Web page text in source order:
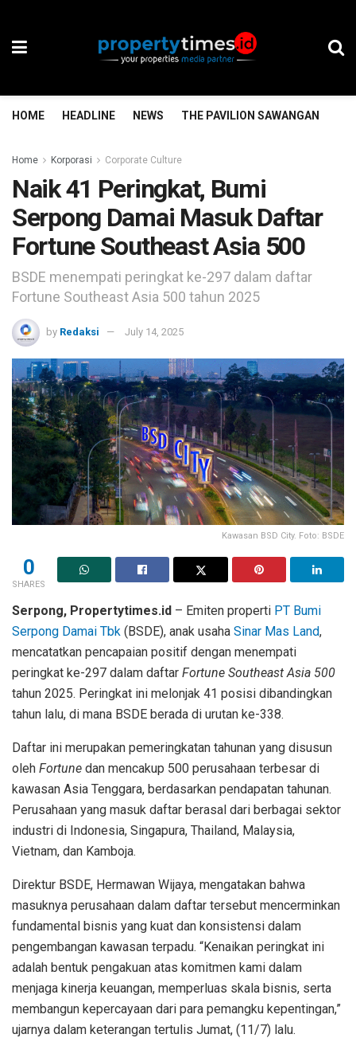
HOME HEADLINE NEWS THE PAVILION SAWANGAN
Home Korporasi Corporate Culture
Naik 41 Peringkat, Bumi
Serpong Damai Masuk Daftar
Fortune Southeast Asia 500
BSDE menempati peringkat ke-297 dalam daftar
Fortune Southeast Asia 500 tahun 2025
by Redaksi July 14, 2025
Kawasan BSD City. Foto: BSDE
0
SHARES
Serpong, Propertytimes.id – Emiten properti PT Bumi
Serpong Damai Tbk (BSDE), anak usaha Sinar Mas Land,
mencatatkan pencapaian positif dengan menempati
peringkat ke-297 dalam daftar Fortune Southeast Asia 500
tahun 2025. Peringkat ini melonjak 41 posisi dibandingkan
tahun lalu, di mana BSDE berada di urutan ke-338.
Daftar ini merupakan pemeringkatan tahunan yang disusun
oleh Fortune dan mencakup 500 perusahaan terbesar di
kawasan Asia Tenggara, berdasarkan pendapatan tahunan.
Perusahaan yang masuk daftar berasal dari berbagai sektor
industri di Indonesia, Singapura, Thailand, Malaysia,
Vietnam, dan Kamboja.
Direktur BSDE, Hermawan Wijaya, mengatakan bahwa
masuknya perusahaan dalam daftar tersebut mencerminkan
fundamental bisnis yang kuat dan konsistensi dalam
pengembangan kawasan terpadu. “Kenaikan peringkat ini
adalah bentuk pengakuan atas komitmen kami dalam
menjaga kinerja keuangan, memperluas skala bisnis, serta
membangun kepercayaan dari para pemangku kepentingan,”
ujarnya dalam keterangan tertulis Jumat, (11/7) lalu.